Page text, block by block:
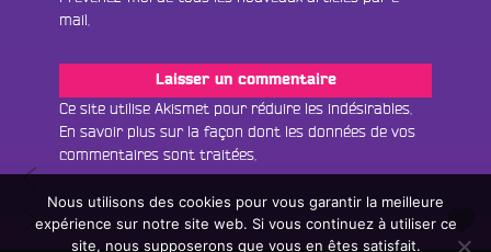
mail.
Ce site utilise Akismet pour réduire les indésirables.
En savoir plus sur la façon dont les données de vos
commentaires sont traitées
Navigation
l’article
#109
Spécial
D3
Festival
#111
Écouter le direct
Tous les programmes
Nous utilisons des cookies pour vous garantir la meilleure
expérience sur notre site web. Si vous continuez à utiliser ce
site, nous supposerons que vous en êtes satisfait.